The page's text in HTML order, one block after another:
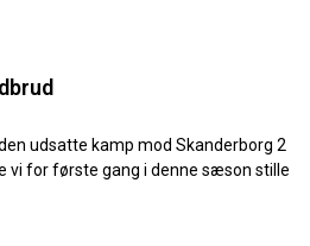
udsatte kamp mod Skanderborg 2
vi for første gang i denne sæson stille